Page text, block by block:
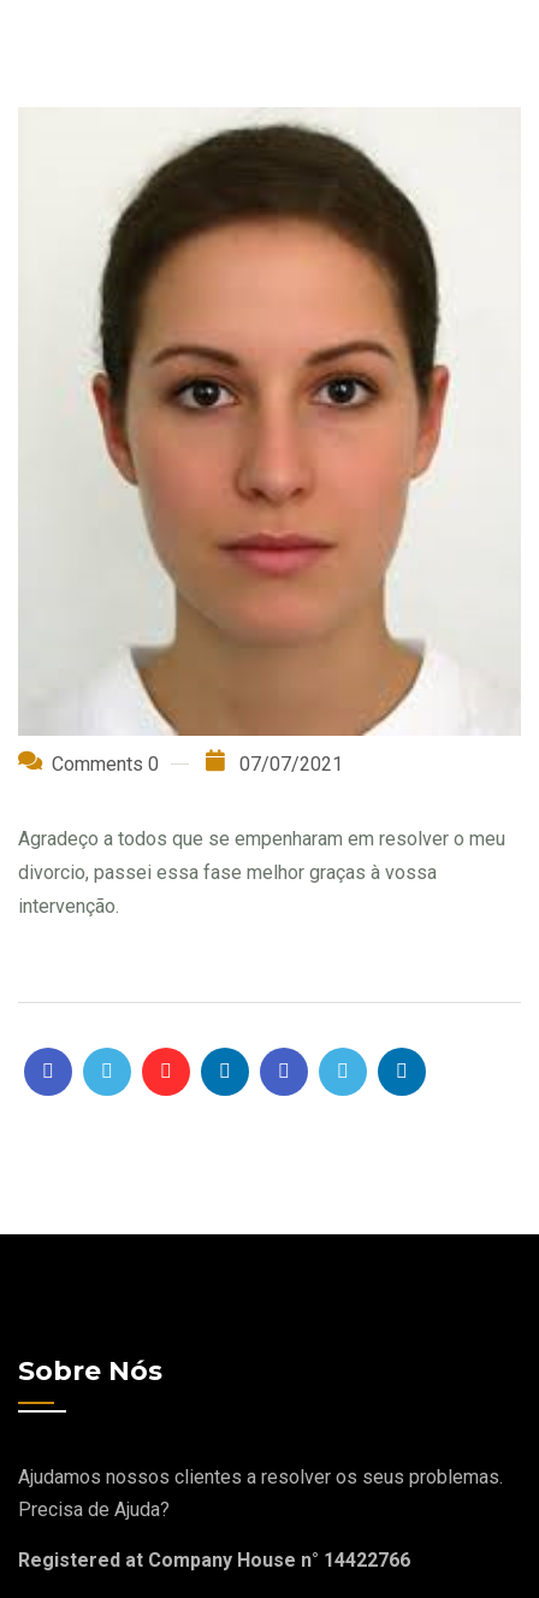
Comments 0 07/07/2021
Agradeço a todos que se empenharam em resolver o meu
divorcio, passei essa fase melhor graças à vossa
intervenção.
Sobre Nós
Ajudamos nossos clientes a resolver os seus problemas.
Precisa de Ajuda?
Registered at Company House n° 14422766